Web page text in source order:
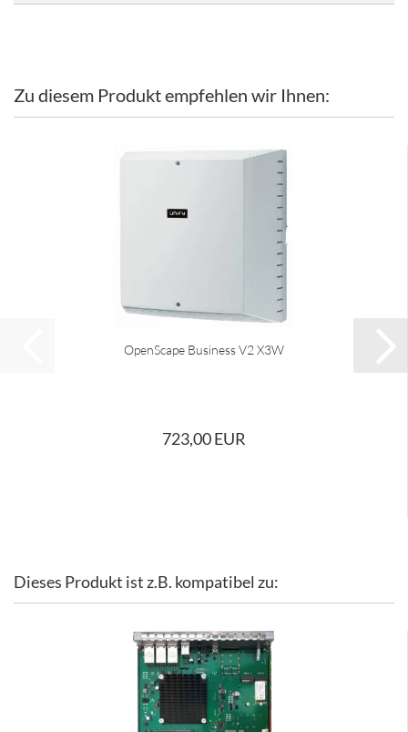
Zu diesem Produkt empfehlen wir Ihnen:
OpenScape Business V2 X3W
723,00 EUR
Dieses Produkt ist z.B. kompatibel zu: